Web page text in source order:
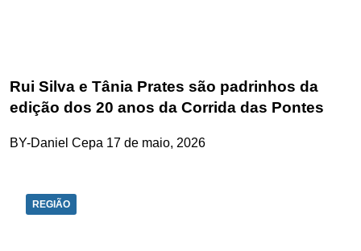
Rui Silva e Tânia Prates são padrinhos da
edição dos 20 anos da Corrida das Pontes
BY-Daniel Cepa 17 de maio, 2026
REGIÃO